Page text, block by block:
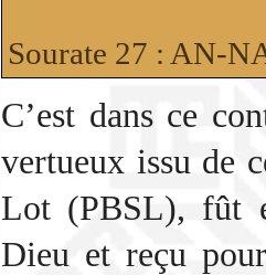
Sourate 27 : AN-
C’est dans ce
vertueux issu de
Lot (PBSL), fût
Dieu et reçu